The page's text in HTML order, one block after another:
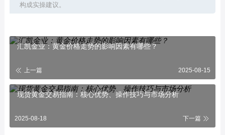
构成实操建议。
汇凯金业：黄金价格走势的影响因素有哪些？
上一篇 2025-08-15
现货黄金交易指南：核心优势、操作技巧与市场分析
2025-08-18 下一篇